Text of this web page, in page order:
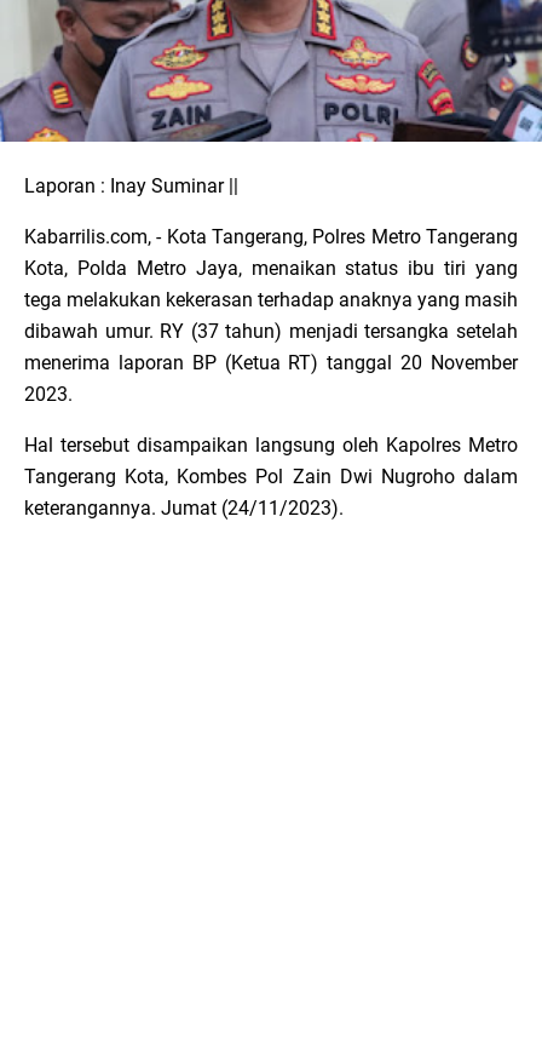
Laporan : Inay Suminar ||
Kabarrilis.com, - Kota Tangerang, Polres Metro Tangerang
Kota, Polda Metro Jaya, menaikan status ibu tiri yang
tega melakukan kekerasan terhadap anaknya yang masih
dibawah umur. RY (37 tahun) menjadi tersangka setelah
menerima laporan BP (Ketua RT) tanggal 20 November
2023.
Hal tersebut disampaikan langsung oleh Kapolres Metro
Tangerang Kota, Kombes Pol Zain Dwi Nugroho dalam
keterangannya. Jumat (24/11/2023).